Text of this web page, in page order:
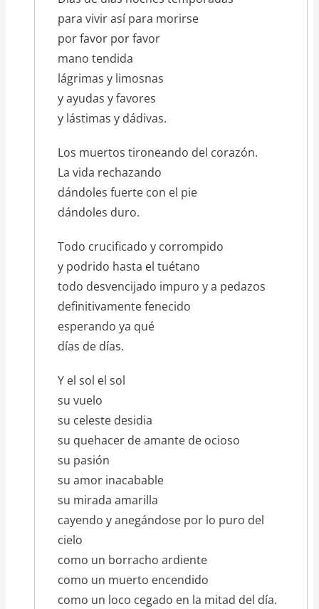
para vivir así para morirse
por favor por favor
mano tendida
lágrimas y limosnas
y ayudas y favores
y lástimas y dádivas.
Los muertos tironeando del corazón.
La vida rechazando
dándoles fuerte con el pie
dándoles duro.
Todo crucificado y corrompido
y podrido hasta el tuétano
todo desvencijado impuro y a pedazos
definitivamente fenecido
esperando ya qué
días de días.
Y el sol el sol
su vuelo
su celeste desidia
su quehacer de amante de ocioso
su pasión
su amor inacabable
su mirada amarilla
cayendo y anegándose por lo puro del
cielo
como un borracho ardiente
como un muerto encendido
como un loco cegado en la mitad del día.